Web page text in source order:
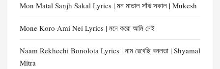
Mon Matal Sanjh Sakal Lyrics | মন মাতাল সাঁঝ সকাল | Mukesh
Mone Koro Ami Nei Lyrics | মনে করো আমি নেই
Naam Rekhechi Bonolota Lyrics | নাম রেখেছি বনলতা | Shyamal
Mitra